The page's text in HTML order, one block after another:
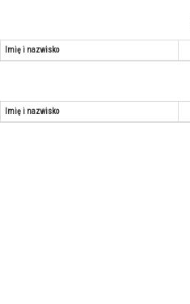
Imię i nazwisko
Imię i nazwisko